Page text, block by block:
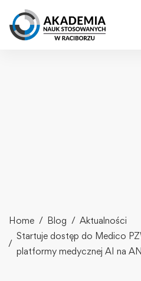
Home Blog
Aktualności
Startuje dostęp do Medico
platformy medycznej AI na